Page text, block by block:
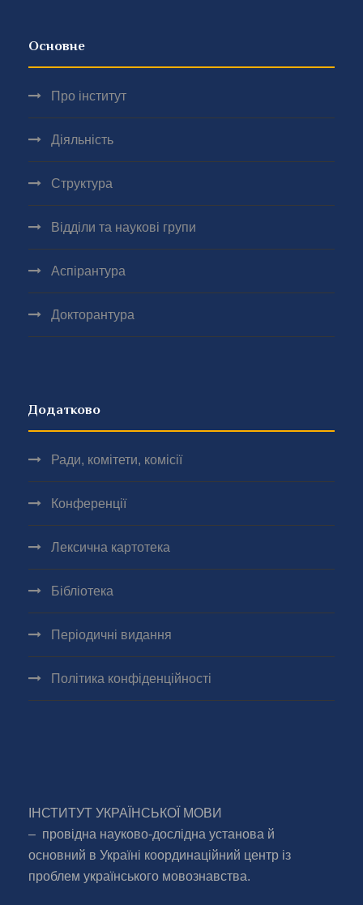
Основне
Про інститут
Діяльність
Структура
Відділи та наукові групи
Аспірантура
Докторантура
Додатково
Ради, комітети, комісії
Конференції
Лексична картотека
Бібліотека
Періодичні видання
Політика конфіденційності
ІНСТИТУТ УКРАЇНСЬКОЇ МОВИ
– провідна науково-дослідна установа й
основний в Україні координаційний центр із
проблем українського мовознавства.